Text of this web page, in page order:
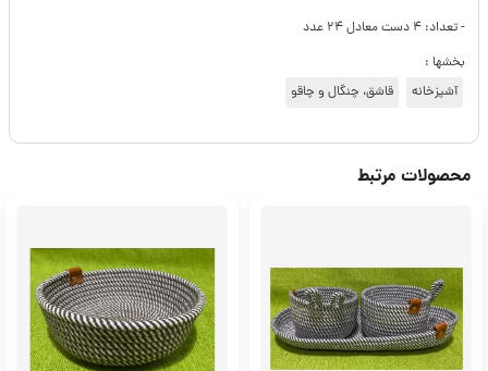
- تعداد: ۴ دست معادل ۲۴ عدد
بخشها :
آشپزخانه
قاشق، چنگال و چاقو
محصولات مرتبط